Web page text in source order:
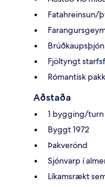
Fatahreinsun/
Fjöltyngt
Rómantísk
Aðstaða
1 bygging/turn
Byggt 1972
Þakverönd
Sjónvarp í
Líkamsrækt